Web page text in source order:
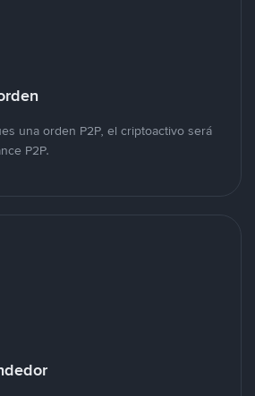
una orden P2P, el criptoactivo será
P2P.